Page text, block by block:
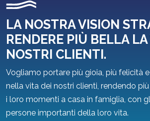
LA NOSTRA VISION
RENDERE PIÙ BELLA
NOSTRI CLIENTI.
Vogliamo portare più gioia, più felicità
nella vita dei nostri clienti, rendendo
i loro momenti a casa in famiglia, con
persone importanti della loro vita.